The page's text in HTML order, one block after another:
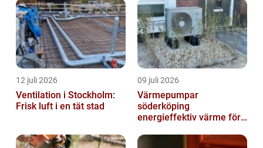
12 juli 2026
Ventilation i Stockholm:
Frisk luft i en tät stad
09 juli 2026
Värmepumpar
söderköping
energieffektiv värme för